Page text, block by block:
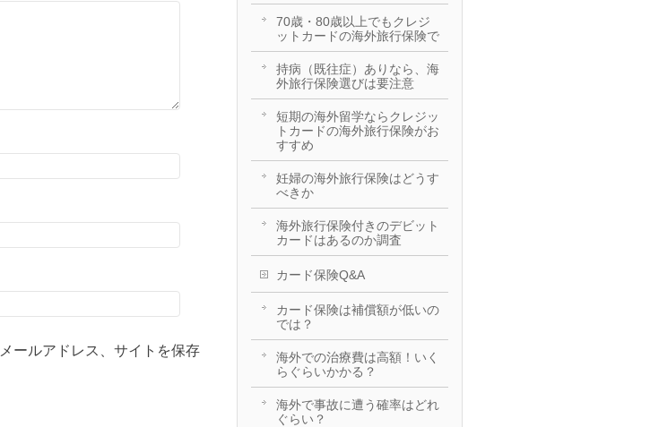
ールアドレス、サイトを保存
70歳・80歳以上でもクレジ
ットカードの海外旅行保険で
持病（既往症）ありなら、海
外旅行保険選びは要注意
短期の海外留学ならクレジッ
トカードの海外旅行保険がお
すすめ
妊婦の海外旅行保険はどうす
べきか
海外旅行保険付きのデビット
カードはあるのか調査
カード保険Q&A
カード保険は補償額が低いの
では？
海外での治療費は高額！いく
らぐらいかかる？
海外で事故に遭う確率はどれ
ぐらい？